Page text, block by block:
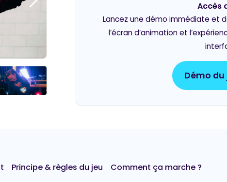
Accès
Lancez une démo immédiate et
l’écran d’animation et
Démo du
Principe & règles du jeu Comment ça marche ?